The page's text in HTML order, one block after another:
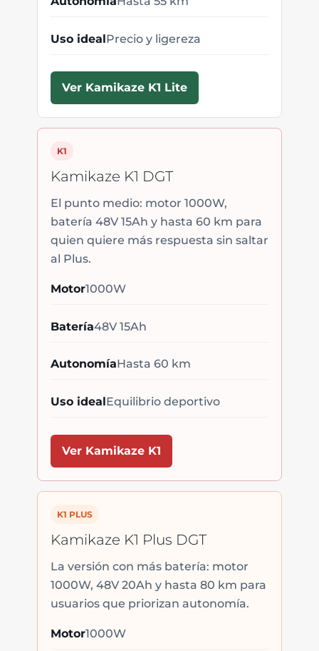
Uso idealPrecio y ligereza
Ver Kamikaze K1 Lite
K1
Kamikaze K1 DGT
El punto medio: motor 1000W,
batería 48V 15Ah y hasta 60 km para
quien quiere más respuesta sin saltar
al Plus.
Motor1000W
Batería48V 15Ah
AutonomíaHasta 60 km
Uso idealEquilibrio deportivo
Ver Kamikaze K1
K1 PLUS
Kamikaze K1 Plus DGT
La versión con más batería: motor
1000W, 48V 20Ah y hasta 80 km para
usuarios que priorizan autonomía.
Motor1000W